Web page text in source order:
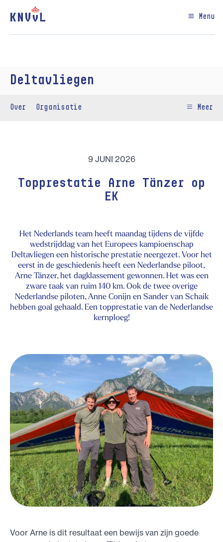
Menu
Deltavliegen
Over Organisatie Meer
9 JUNI 2026
Topprestatie Arne Tänzer op
EK
Het Nederlands team heeft maandag tijdens de vijfde
wedstrijddag van het Europees kampioenschap
Deltavliegen een historische prestatie neergezet. Voor het
eerst in de geschiedenis heeft een Nederlandse piloot,
Arne Tänzer, het dagklassement gewonnen. Het was een
zware taak van ruim 140 km. Ook de twee overige
Nederlandse piloten, Anne Conijn en Sander van Schaik
hebben goal gehaald. Een topprestatie van de Nederlandse
kernploeg!
Voor Arne is dit resultaat een bewijs van zijn goede